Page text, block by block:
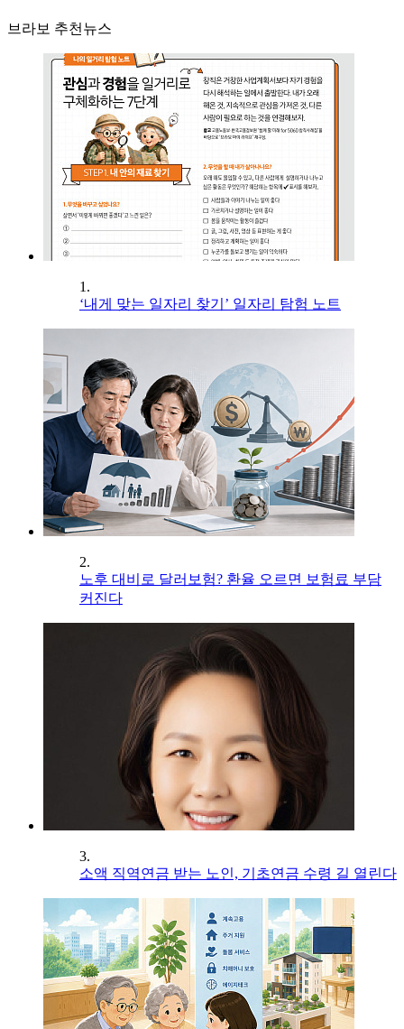
브라보 추천뉴스
1.
‘내게 맞는 일자리 찾기’ 일자리 탐험 노트
2.
노후 대비로 달러보험? 환율 오르면 보험료 부담
커진다
3.
소액 직역연금 받는 노인, 기초연금 수령 길 열린다